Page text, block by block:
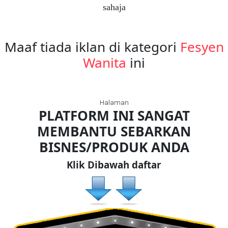
sahaja
Maaf tiada iklan di kategori Fesyen
Wanita ini
Halaman
PLATFORM INI SANGAT
MEMBANTU SEBARKAN
BISNES/PRODUK ANDA
Klik Dibawah daftar
WANITA(0)
LELAKI(0)